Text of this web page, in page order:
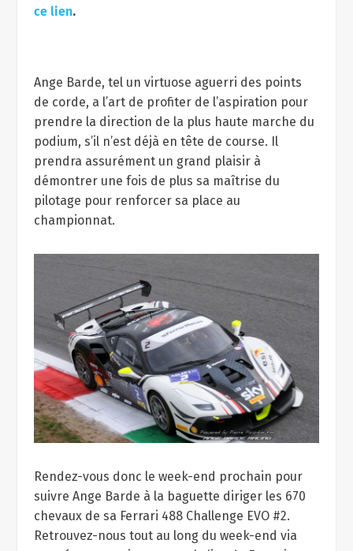
ce lien.
Ange Barde, tel un virtuose aguerri des points
de corde, a l’art de profiter de l’aspiration pour
prendre la direction de la plus haute marche du
podium, s’il n’est déjà en tête de course. Il
prendra assurément un grand plaisir à
démontrer une fois de plus sa maîtrise du
pilotage pour renforcer sa place au
championnat.
Rendez-vous donc le week-end prochain pour
suivre Ange Barde à la baguette diriger les 670
chevaux de sa Ferrari 488 Challenge EVO #2.
Retrouvez-nous tout au long du week-end via